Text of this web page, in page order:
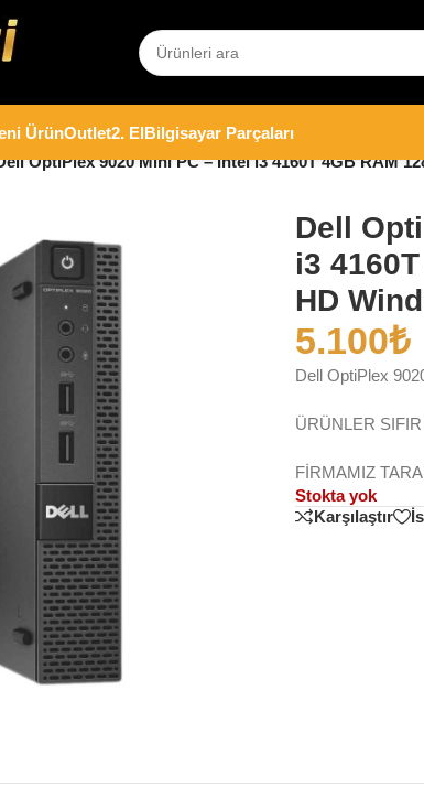
ÜrünOutlet2. ElBilgisayar Parçaları
OptiPlex 9020 Mini PC – Intel i3 4160T 4GB RAM
Dell
i3
HD
5.100₺
Dell OptiPlex
ÜRÜNLER
FİRMAMIZ
Stokta yok
Karşılaştır